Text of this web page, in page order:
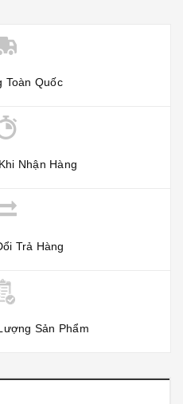
Toàn Quốc
Nhận Hàng
Trả Hàng
Sản Phẩm